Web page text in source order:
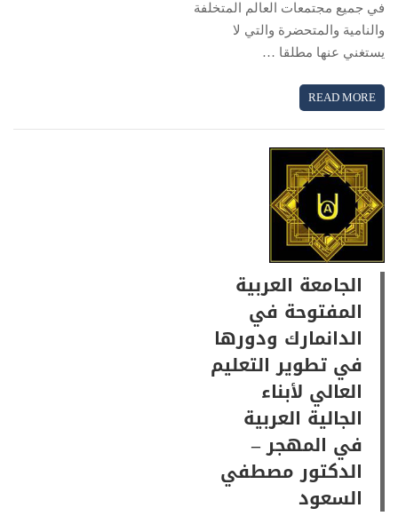
في جميع مجتمعات العالم المتخلفة
والنامية والمتحضرة والتي لا
يستغني عنها مطلقا …
READ MORE
الجامعة العربية
المفتوحة في
الدانمارك ودورها
في تطوير التعليم
العالي لأبناء
الجالية العربية
في المهجر –
الدكتور مصطفي
السعود